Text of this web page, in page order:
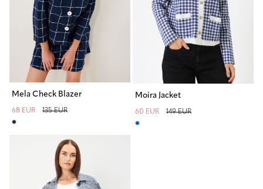
Mela Check Blazer
68 EUR 135 EUR
Moira Jacket
60 EUR 149 EUR